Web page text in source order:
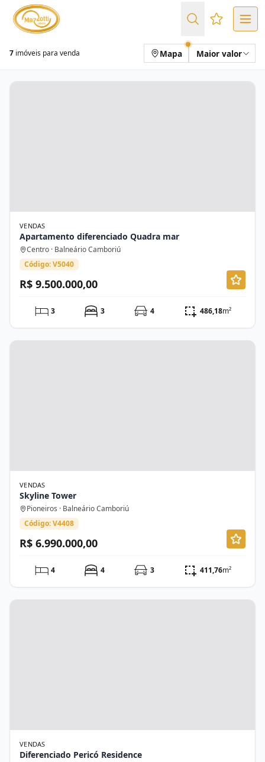
Favoritos
7 imóveis para venda Mapa Maior valor
VENDAS
Apartamento diferenciado Quadra mar
Centro · Balneário Camboriú
Código: V5040
R$ 9.500.000,00
3 3 4 486,18m²
VENDAS
Skyline Tower
Pioneiros · Balneário Camboriú
Código: V4408
R$ 6.990.000,00
4 4 3 411,76m²
VENDAS
Diferenciado Pericó Residence